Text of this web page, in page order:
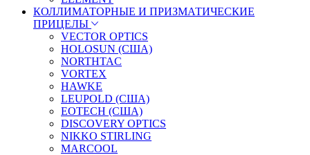
КОЛЛИМАТОРНЫЕ И ПРИЗМАТИЧЕСКИЕ
ПРИЦЕЛЫ
VECTOR OPTICS
HOLOSUN (США)
NORTHTAC
VORTEX
HAWKE
LEUPOLD (США)
EOTECH (США)
DISCOVERY OPTICS
NIKKO STIRLING
MARCOOL